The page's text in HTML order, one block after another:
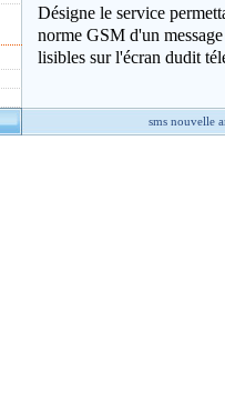
Désigne le service
norme GSM d'un
lisibles sur l'écran dudit
sms nouvelle